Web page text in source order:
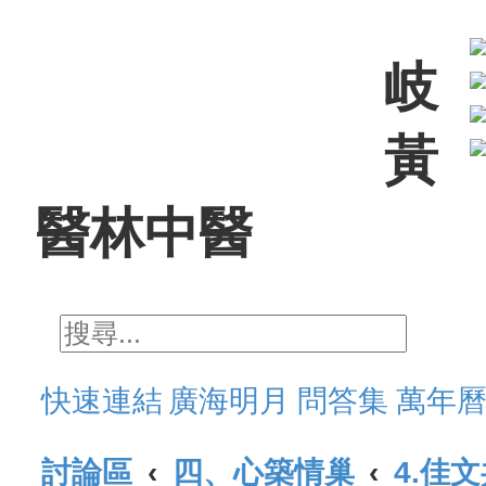
岐
黃
醫林中醫
搜尋
進階搜尋
快速連結 廣海明月 問答集 萬年曆
討論區 四、心築情巢 4.佳